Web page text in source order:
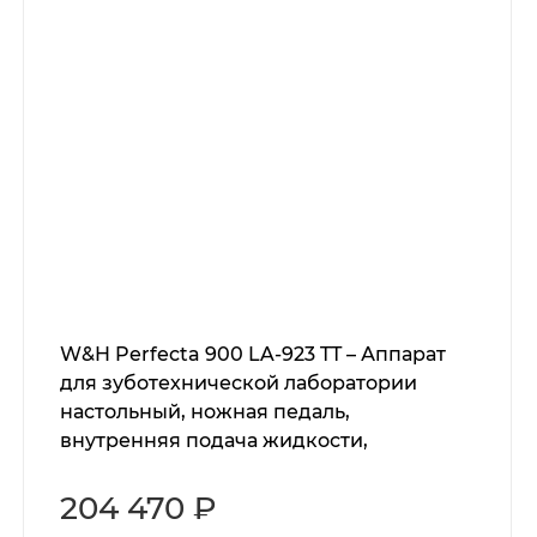
W&H Perfecta 900 LA-923 TT – Аппарат
для зуботехнической лаборатории
настольный, ножная педаль,
внутренняя подача жидкости,
204 470 ₽